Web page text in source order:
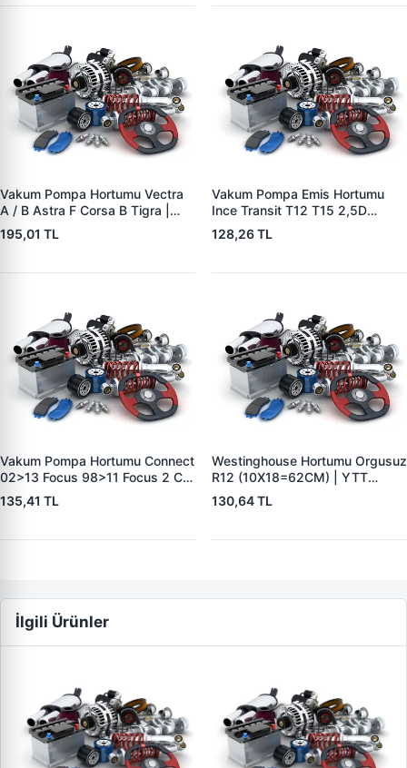
8200753439
Vakum Pompa Hortumu Vectra
A / B Astra F Corsa B Tigra |
YTT Y11640 | OEM 5545508
195,01 TL
Vakum Pompa Emis Hortumu
Ince Transit T12 T15 2,5D
92>00 | YTT Y40147 | OEM
864F2L334CA
128,26 TL
Vakum Pompa Hortumu Connect
02>13 Focus 98>11 Focus 2 C
Max 05>10 Mondeo 4 07>08
1,8TDCI | YTT Y40224 | OEM
135,41 TL
Westinghouse Hortumu Orgusuz
R12 (10X18=62CM) | YTT
Y50123 | OEM 7700575128
130,64 TL
İlgili Ürünler